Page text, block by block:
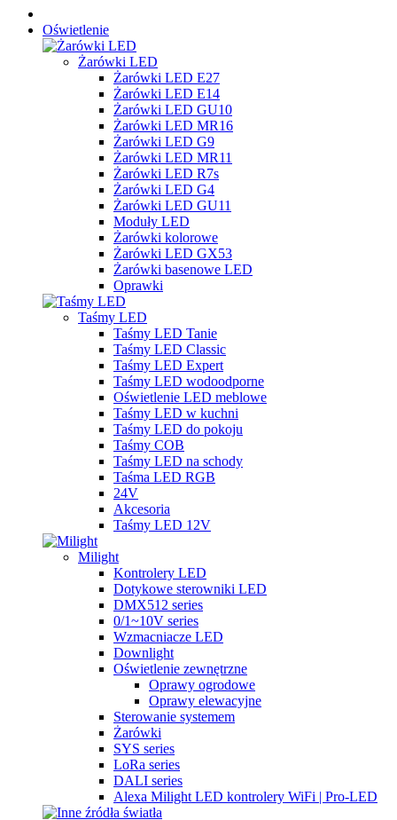
Oświetlenie
Żarówki LED
Żarówki LED E27
Żarówki LED E14
Żarówki LED GU10
Żarówki LED MR16
Żarówki LED G9
Żarówki LED MR11
Żarówki LED R7s
Żarówki LED G4
Żarówki LED GU11
Moduły LED
Żarówki kolorowe
Żarówki LED GX53
Żarówki basenowe LED
Oprawki
Taśmy LED
Taśmy LED Tanie
Taśmy LED Classic
Taśmy LED Expert
Taśmy LED wodoodporne
Oświetlenie LED meblowe
Taśmy LED w kuchni
Taśmy LED do pokoju
Taśmy COB
Taśmy LED na schody
Taśma LED RGB
24V
Akcesoria
Taśmy LED 12V
Milight
Kontrolery LED
Dotykowe sterowniki LED
DMX512 series
0/1~10V series
Wzmacniacze LED
Downlight
Oświetlenie zewnętrzne
Oprawy ogrodowe
Oprawy elewacyjne
Sterowanie systemem
Żarówki
SYS series
LoRa series
DALI series
Alexa Milight LED kontrolery WiFi | Pro-LED